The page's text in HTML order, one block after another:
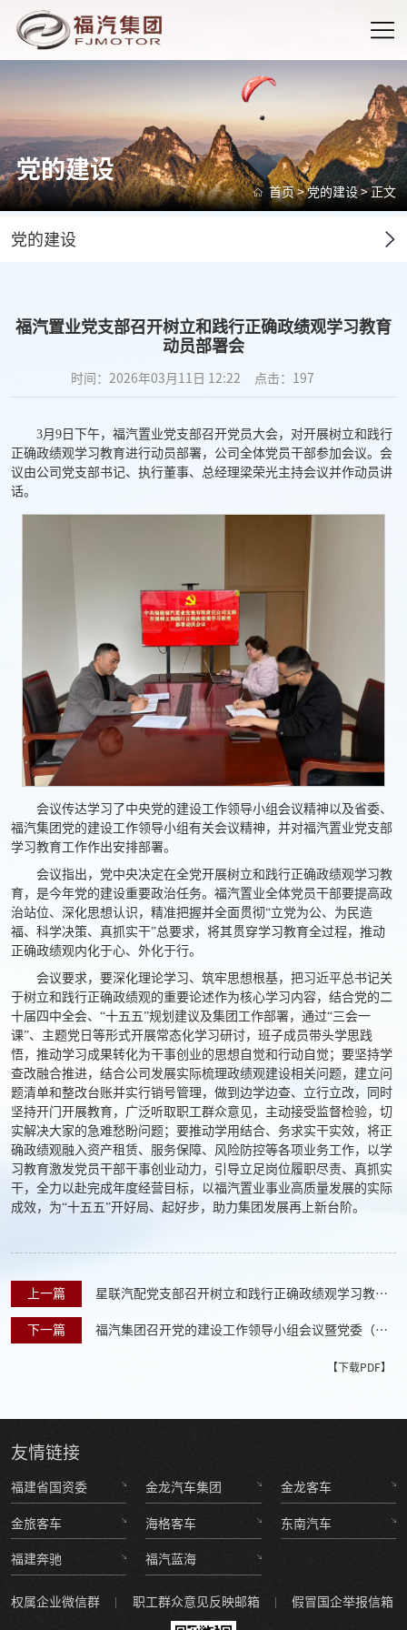
党的建设
首页>党的建设> 正文
党的建设
福汽置业党支部召开树立和践行正确政绩观学习教育
动员部署会
时间：2026年03月11日 12:22 点击： 197
3月9日下午，福汽置业党支部召开党员大会，对开展树立和践行
正确政绩观学习教育进行动员部署，公司全体党员干部参加会议。会
议由公司党支部书记、执行董事、总经理梁荣光主持会议并作动员讲
话。
会议传达学习了中央党的建设工作领导小组会议精神以及省委、
福汽集团党的建设工作领导小组有关会议精神，并对福汽置业党支部
学习教育工作作出安排部署。
会议指出，党中央决定在全党开展树立和践行正确政绩观学习教
育，是今年党的建设重要政治任务。福汽置业全体党员干部要提高政
治站位、深化思想认识，精准把握并全面贯彻“立党为公、为民造
福、科学决策、真抓实干”总要求，将其贯穿学习教育全过程，推动
正确政绩观内化于心、外化于行。
会议要求，要深化理论学习、筑牢思想根基，把习近平总书记关
于树立和践行正确政绩观的重要论述作为核心学习内容，结合党的二
十届四中全会、“十五五”规划建议及集团工作部署，通过“三会一
课”、主题党日等形式开展常态化学习研讨，班子成员带头学思践
悟，推动学习成果转化为干事创业的思想自觉和行动自觉；要坚持学
查改融合推进，结合公司发展实际梳理政绩观建设相关问题，建立问
题清单和整改台账并实行销号管理，做到边学边查、立行立改，同时
坚持开门开展教育，广泛听取职工群众意见，主动接受监督检验，切
实解决大家的急难愁盼问题；要推动学用结合、务求实干实效，将正
确政绩观融入资产租赁、服务保障、风险防控等各项业务工作，以学
习教育激发党员干部干事创业动力，引导立足岗位履职尽责、真抓实
干，全力以赴完成年度经营目标，以福汽置业事业高质量发展的实际
成效，为“十五五”开好局、起好步，助力集团发展再上新台阶。
上一篇 星联汽配党支部召开树立和践行正确政绩观学习教育
动员部署会
下一篇
福汽集团召开党的建设工作领导小组会议暨党委（扩
【下载PDF】
友情链接
福建省国资委 金龙汽车集团 金龙客车
金旅客车 海格客车 东南汽车
福建奔驰 福汽蓝海
权属企业微信群 职工群众意见反映邮箱 假冒国企举报信箱